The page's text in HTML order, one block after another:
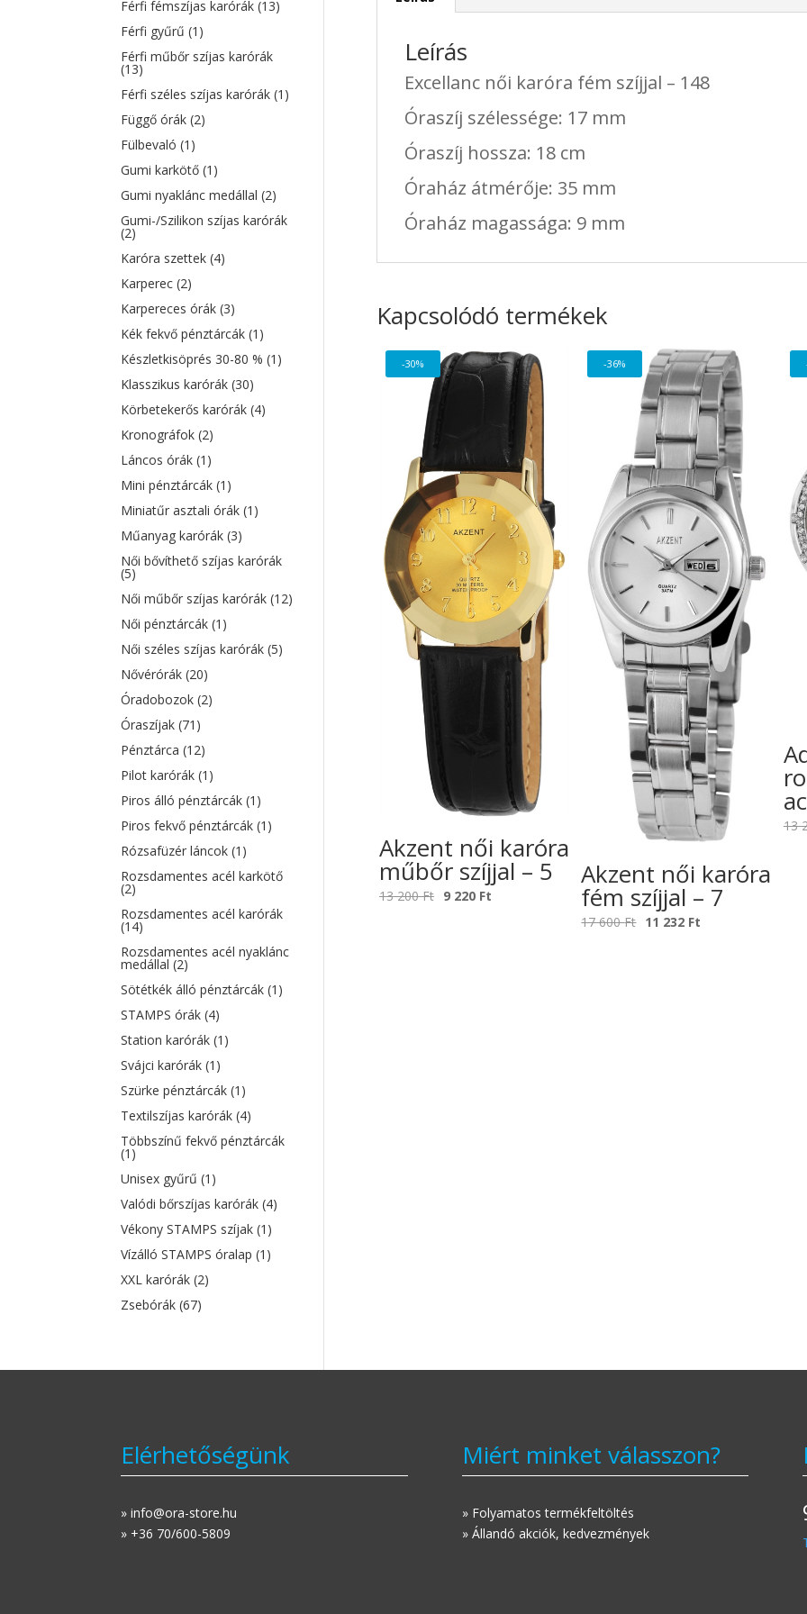
Leírás
Excellanc női karóra fém szíjjal – 148
Óraszíj szélessége: 17 mm
Óraszíj hossza: 18 cm
Óraház átmérője: 35 mm
Óraház magassága: 9 mm
Kapcsolódó termékek
-30%
Akzent női karóra
műbőr szíjjal – 5
13 200Ft Original
9 220 Ft
-36%
Akzent női karóra
fém szíjjal – 7
17 600Ft Original
11 232 Ft
13
Férfi fémszíjas karórák(13)
Férfi gyűrű(1)
Férfi műbőr szíjas karórák
(13)
Férfi széles szíjas karórák(1)
Függő órák(2)
Fülbevaló(1)
Gumi karkötő(1)
Gumi nyaklánc medállal(2)
Gumi-/Szilikon szíjas karórák
(2)
Karóra szettek(4)
Karperec(2)
Karpereces órák(3)
Kék fekvő pénztárcák(1)
Készletkisöprés 30-80 %(1)
Klasszikus karórák(30)
Körbetekerős karórák(4)
Kronográfok(2)
Láncos órák(1)
Mini pénztárcák(1)
Miniatűr asztali órák(1)
Műanyag karórák(3)
Női bővíthető szíjas karórák
(5)
Női műbőr szíjas karórák(12)
Női pénztárcák(1)
Női széles szíjas karórák(5)
Nővérórák(20)
Óradobozok(2)
Óraszíjak(71)
Pénztárca(12)
Pilot karórák(1)
Piros álló pénztárcák(1)
Piros fekvő pénztárcák(1)
Rózsafüzér láncok(1)
Rozsdamentes acél karkötő
(2)
Rozsdamentes acél karórák
(14)
Rozsdamentes acél nyaklánc
medállal(2)
Sötétkék álló pénztárcák(1)
STAMPS órák(4)
Station karórák(1)
Svájci karórák(1)
Szürke pénztárcák(1)
Textilszíjas karórák(4)
Többszínű fekvő pénztárcák
(1)
Unisex gyűrű(1)
Valódi bőrszíjas karórák(4)
Vékony STAMPS szíjak(1)
Vízálló STAMPS óralap(1)
XXL karórák(2)
Zsebórák(67)
Elérhetőségünk
» info@ora-store.hu
» +36 70/600-5809
Miért minket válasszon?
» Folyamatos termékfeltöltés
» Állandó akciók, kedvezmények